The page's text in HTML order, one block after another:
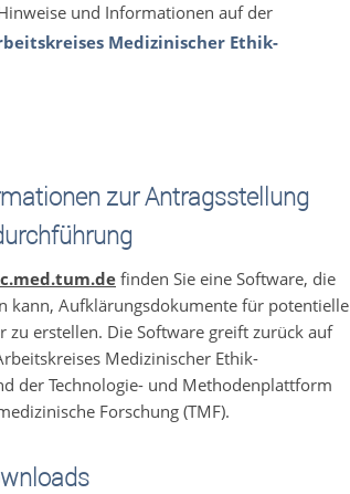
und Informationen auf der
Medizinischer Ethik-
zur Antragsstellung
finden Sie eine Software, die
kann, Aufklärungsdokumente für potentielle
zu erstellen. Die Software greift zurück auf
Medizinischer Ethik-
der Technologie- und Methodenplattform
Forschung (TMF).